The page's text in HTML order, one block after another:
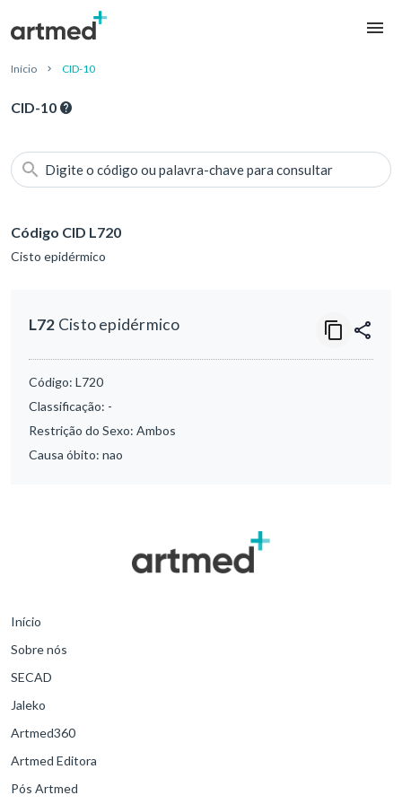
Início CID-10
CID-10
Digite o código ou palavra-chave para consultar
Código CID L720
Cisto epidérmico
L72 Cisto epidérmico
Código: L720
Classificação: -
Restrição do Sexo: Ambos
Causa óbito: nao
Início
Sobre nós
SECAD
Jaleko
Artmed360
Artmed Editora
Pós Artmed